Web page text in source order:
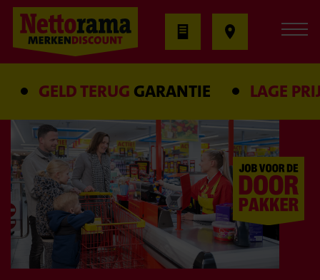
GELD TERUGGARANTIE LAGE PRIJS